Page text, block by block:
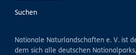
Suchen
Nationale Naturlandschaften e. V. ist
dem sich alle deutschen